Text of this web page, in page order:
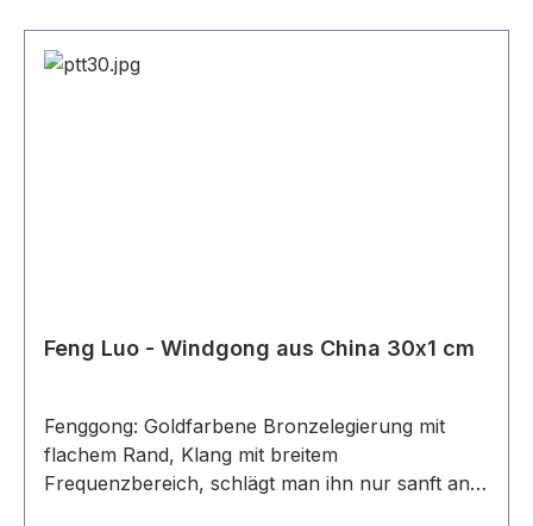
Feng Luo - Windgong aus China 30x1 cm
Fenggong: Goldfarbene Bronzelegierung mit
flachem Rand, Klang mit breitem
Frequenzbereich, schlägt man ihn nur sanft an,